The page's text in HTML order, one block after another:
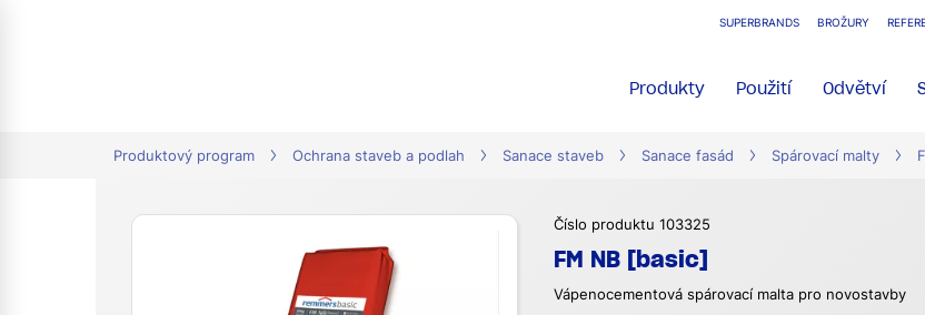
SUPERBRANDS BROŽURY
Produkty Použití Odvětví
Produktový program Ochrana staveb a podlah Sanace staveb Sanace fasád Spárovací malty
Číslo produktu 103325
FM NB [basic]
Vápenocementová spárovací malta pro novostavby